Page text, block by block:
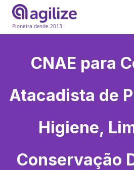
Pioneira desde 2013
CNAE para
Atacadista de
Higiene,
Conservação